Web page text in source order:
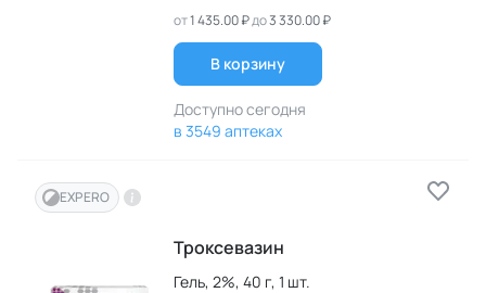
от1 435.00 ₽до3 330.00 ₽
В корзину
Доступно сегодня
в 3549 аптеках
EXPERO
Троксевазин
Гель, 2%, 40 г, 1 шт.